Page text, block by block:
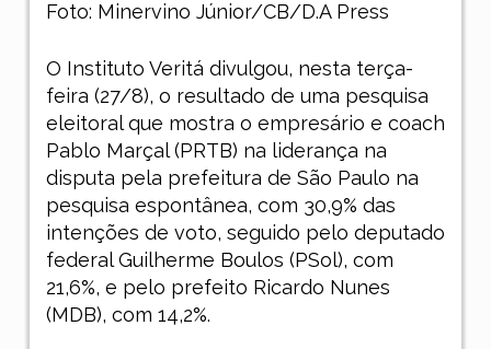
Foto: Minervino Júnior/CB/D.A Press
O Instituto Veritá divulgou, nesta terça-
feira (27/8), o resultado de uma pesquisa
eleitoral que mostra o empresário e coach
Pablo Marçal (PRTB) na liderança na
disputa pela prefeitura de São Paulo na
pesquisa espontânea, com 30,9% das
intenções de voto, seguido pelo deputado
federal Guilherme Boulos (PSol), com
21,6%, e pelo prefeito Ricardo Nunes
(MDB), com 14,2%.